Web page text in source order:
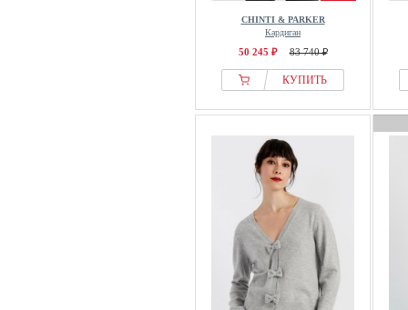
CHINTI & PARKER
Кардиган
50 245 ₽ 83 740 ₽
КУПИТЬ